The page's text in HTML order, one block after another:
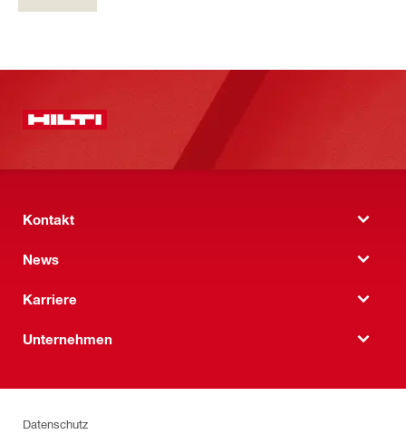
Kontakt
News
Karriere
Unternehmen
Datenschutz